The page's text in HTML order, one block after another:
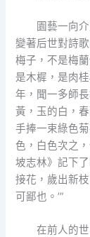
園藝一向
變著后世對詩
梅子，不是梅
是木樨，是肉
年，聞一多師
黃，玉的白，
手捧一束綠色
色，白色次之
坡志林》記下
接花，歲出新
可鄙也。’”
在前人的